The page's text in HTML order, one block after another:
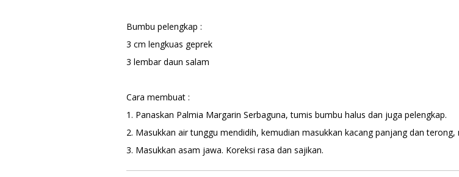
Bumbu pelengkap :
3 cm lengkuas geprek
3 lembar daun salam
Cara membuat :
1. Panaskan Palmia Margarin Serbaguna, tumis bumbu halus dan juga pelengkap.
2. Masukkan air tunggu mendidih, kemudian masukkan kacang panjang dan
3. Masukkan asam jawa. Koreksi rasa dan sajikan.